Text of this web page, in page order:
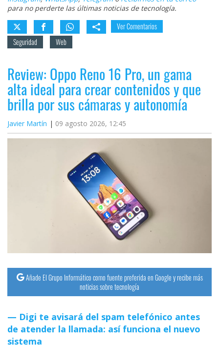
para no perderte las últimas noticias de tecnología.
Ver Comentarios
Seguridad
Web
Review: Oppo Reno 16 Pro, un gama
alta ideal para crear contenidos y que
brilla por sus cámaras y autonomía
Javier Martín 09 agosto 2026, 12:45
Añade El Grupo Informático como fuente preferida en Google y recibe más
noticias sobre tecnología
Digi te avisará del spam telefónico antes
de atender la llamada: así funciona el nuevo
sistema